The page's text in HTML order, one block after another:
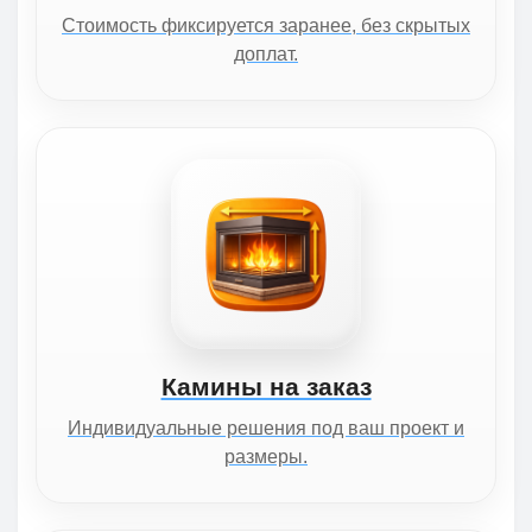
Стоимость фиксируется заранее, без скрытых
доплат.
Камины на заказ
Индивидуальные решения под ваш проект и
размеры.